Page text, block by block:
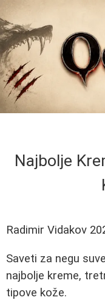
Najbolje
Radimir Vidakov
Saveti za negu
najbolje kreme,
tipove kože.